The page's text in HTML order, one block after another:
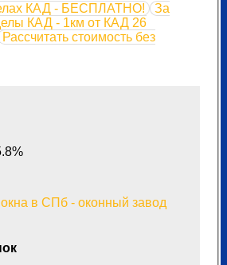
КАД - БЕСПЛАТНО!
За
КАД - 1км от КАД 26
Рассчитать стоимость без